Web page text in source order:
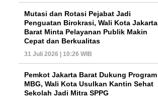
Mutasi dan Rotasi Pejabat Jadi
Penguatan Birokrasi, Wali Kota Jakarta
Barat Minta Pelayanan Publik Makin
Cepat dan Berkualitas
31 Juli 2026 | 10:26 WIB
Pemkot Jakarta Barat Dukung Program
MBG, Wali Kota Usulkan Kantin Sehat
Sekolah Jadi Mitra SPPG